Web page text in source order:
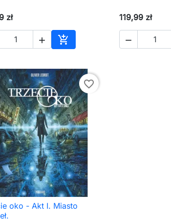
zł
 
Dodaj do koszyka
119,99 zł

favorite_border
 Szybki podgląd
oko - Akt I. Miasto